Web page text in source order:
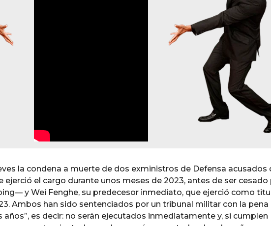
la condena a muerte de dos exministros de Defensa acusados
ejerció el cargo durante unos meses de 2023, antes de ser cesado
y Wei Fenghe, su predecesor inmediato, que ejerció como
Ambos han sido sentenciados por un tribunal militar con la pena
es decir: no serán ejecutados inmediatamente y, si cumplen